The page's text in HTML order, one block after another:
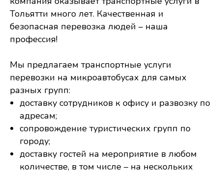
Тольятти много лет. Качественная и
безопасная перевозка людей – наша
профессия!
Мы предлагаем транспортные услуги
перевозки на микроавтобусах для самых
разных групп:
доставку сотрудников к офису и развозку по
адресам;
сопровождение туристических групп по
городу;
доставку гостей на мероприятие в любом
количестве, в том числе – на нескольких